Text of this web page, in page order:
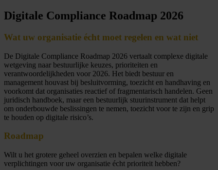
Digitale Compliance Roadmap 2026
Wat uw organisatie écht moet regelen en wat niet
De Digitale Compliance Roadmap 2026 vertaalt complexe digitale
wetgeving naar bestuurlijke keuzes, prioriteiten en
verantwoordelijkheden voor 2026. Het biedt bestuur en
management houvast bij besluitvorming, toezicht en handhaving en
voorkomt dat organisaties reactief of fragmentarisch handelen. Geen
juridisch handboek, maar een bestuurlijk stuurinstrument dat helpt
om onderbouwde beslissingen te nemen, toezicht voor te zijn en grip
te houden op digitale risico’s.
Roadmap
Wilt u het grotere geheel overzien en bepalen welke digitale
verplichtingen voor uw organisatie écht prioriteit hebben?